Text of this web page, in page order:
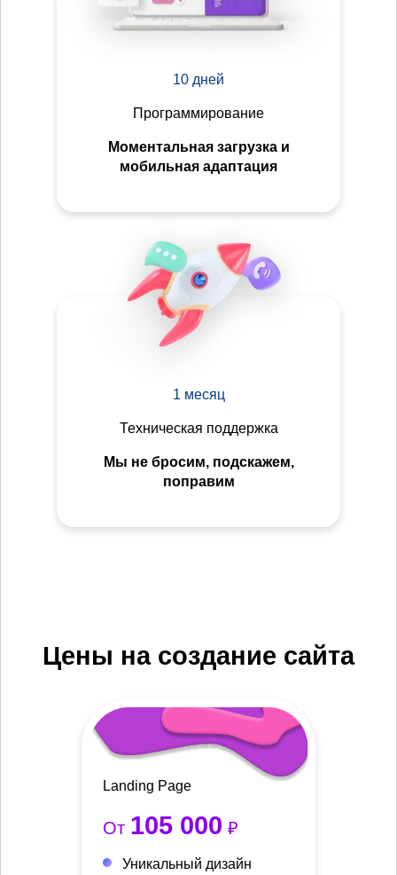
10 дней
Программирование
Моментальная загрузка и
мобильная адаптация
1 месяц
Техническая поддержка
Мы не бросим, подскажем,
поправим
Цены на создание сайта
Landing Page
От 105 000 ₽
Уникальный дизайн